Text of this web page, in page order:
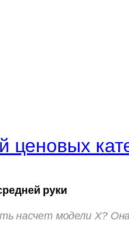
ценовых
руки
насчет модели X?